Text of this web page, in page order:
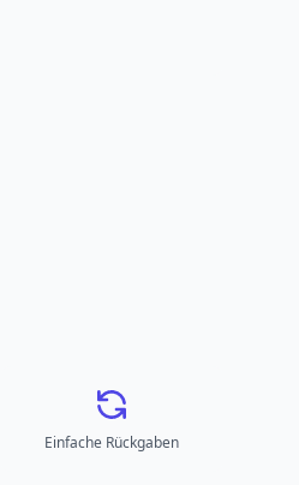
Einfache Rückgaben